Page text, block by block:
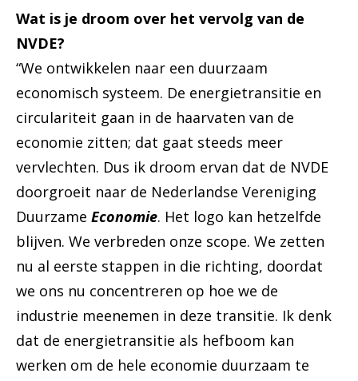
Wat is je droom over het vervolg van de
NVDE?
“We ontwikkelen naar een duurzaam
economisch systeem. De energietransitie en
circulariteit gaan in de haarvaten van de
economie zitten; dat gaat steeds meer
vervlechten. Dus ik droom ervan dat de NVDE
doorgroeit naar de Nederlandse Vereniging
Duurzame Economie. Het logo kan hetzelfde
blijven. We verbreden onze scope. We zetten
nu al eerste stappen in die richting, doordat
we ons nu concentreren op hoe we de
industrie meenemen in deze transitie. Ik denk
dat de energietransitie als hefboom kan
werken om de hele economie duurzaam te